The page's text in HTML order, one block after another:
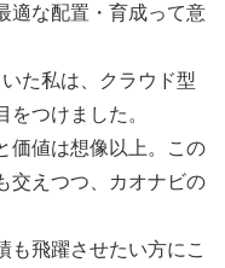
適な配置・育成って意
た私は、クラウド型
つけました。
価値は想像以上。この
交えつつ、カオナビの
も飛躍させたい方にこ